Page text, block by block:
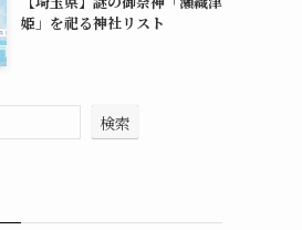
姫」を祀る神社リスト
検索